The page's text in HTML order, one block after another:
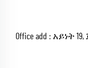
Office add :